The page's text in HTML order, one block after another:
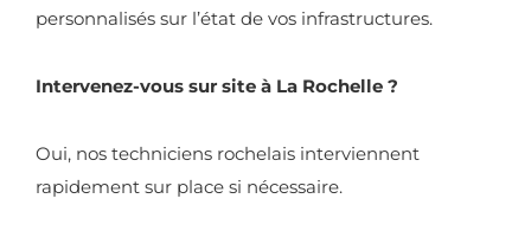
personnalisés sur l’état de vos infrastructures.
Intervenez-vous sur site à La Rochelle ?
Oui, nos techniciens rochelais interviennent
rapidement sur place si nécessaire.